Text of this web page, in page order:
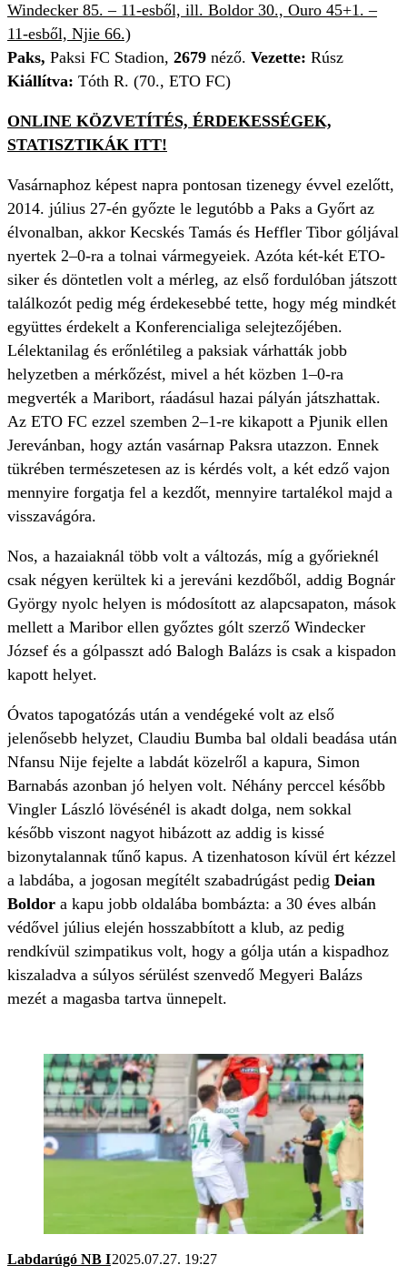
Windecker 85. – 11-esből, ill. Boldor 30., Ouro 45+1. –
11-esből, Njie 66.)
Paks, Paksi FC Stadion, 2679 néző. Vezette: Rúsz
Kiállítva: Tóth R. (70., ETO FC)
ONLINE KÖZVETÍTÉS, ÉRDEKESSÉGEK,
STATISZTIKÁK ITT!
Vasárnaphoz képest napra pontosan tizenegy évvel ezelőtt,
2014. július 27-én győzte le legutóbb a Paks a Győrt az
élvonalban, akkor Kecskés Tamás és Heffler Tibor góljával
nyertek 2–0-ra a tolnai vármegyeiek. Azóta két-két ETO-
siker és döntetlen volt a mérleg, az első fordulóban játszott
találkozót pedig még érdekesebbé tette, hogy még mindkét
együttes érdekelt a Konferencialiga selejtezőjében.
Lélektanilag és erőnlétileg a paksiak várhatták jobb
helyzetben a mérkőzést, mivel a hét közben 1–0-ra
megverték a Maribort, ráadásul hazai pályán játszhattak.
Az ETO FC ezzel szemben 2–1-re kikapott a Pjunik ellen
Jerevánban, hogy aztán vasárnap Paksra utazzon. Ennek
tükrében természetesen az is kérdés volt, a két edző vajon
mennyire forgatja fel a kezdőt, mennyire tartalékol majd a
visszavágóra.
Nos, a hazaiaknál több volt a változás, míg a győrieknél
csak négyen kerültek ki a jereváni kezdőből, addig Bognár
György nyolc helyen is módosított az alapcsapaton, mások
mellett a Maribor ellen győztes gólt szerző Windecker
József és a gólpasszt adó Balogh Balázs is csak a kispadon
kapott helyet.
Óvatos tapogatózás után a vendégeké volt az első
jelenősebb helyzet, Claudiu Bumba bal oldali beadása után
Nfansu Nije fejelte a labdát közelről a kapura, Simon
Barnabás azonban jó helyen volt. Néhány perccel később
Vingler László lövésénél is akadt dolga, nem sokkal
később viszont nagyot hibázott az addig is kissé
bizonytalannak tűnő kapus. A tizenhatoson kívül ért kézzel
a labdába, a jogosan megítélt szabadrúgást pedig Deian
Boldor a kapu jobb oldalába bombázta: a 30 éves albán
védővel július elején hosszabbított a klub, az pedig
rendkívül szimpatikus volt, hogy a gólja után a kispadhoz
kiszaladva a súlyos sérülést szenvedő Megyeri Balázs
mezét a magasba tartva ünnepelt.
Labdarúgó NB I2025.07.27. 19:27